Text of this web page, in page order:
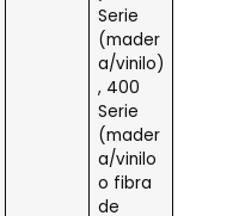
Serie
(mader
a/vinilo)
, 400
Serie
(mader
a/vinilo
o fibra
de